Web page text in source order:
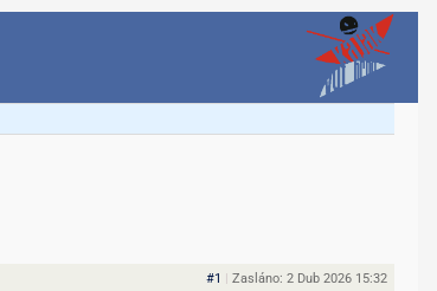
#1 | Zasláno: 2 Dub 2026 15:32